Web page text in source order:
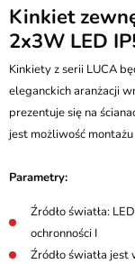
(od 1000 zł
Pobranie:
Poczta
Kurier GLS -
Przesyłka
Batalionów
506 336 320
Kinkiet
2x3W LED
Kinkiety z serii LUCA
eleganckich aranżacji
prezentuje się na
jest możliwość
Parametry:
Źródło światła:
ochronności I
Źródło światła jest